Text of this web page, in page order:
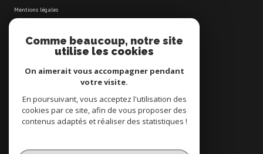
mentions légales
adminComme beaucoup, notre site
utilise les cookies
On aimerait vous accompagner pendant
votre visite.
En poursuivant, vous acceptez l'utilisation des
cookies par ce site, afin de vous proposer des
contenus adaptés et réaliser des statistiques !